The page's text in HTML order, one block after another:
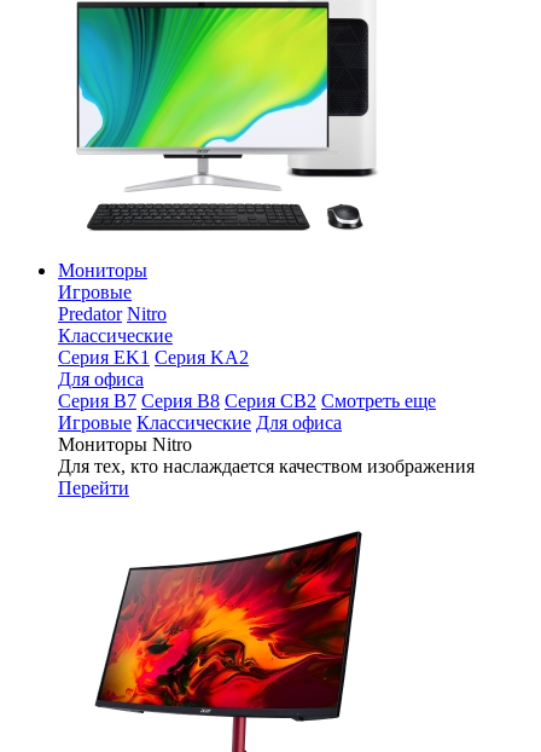
Мониторы
Игровые
Predator Nitro
Классические
Серия EK1 Серия KA2
Для офиса
Серия B7 Серия B8 Серия CB2 Смотреть еще
Игровые Классические Для офиса
Мониторы Nitro
Для тех, кто наслаждается качеством изображения
Перейти